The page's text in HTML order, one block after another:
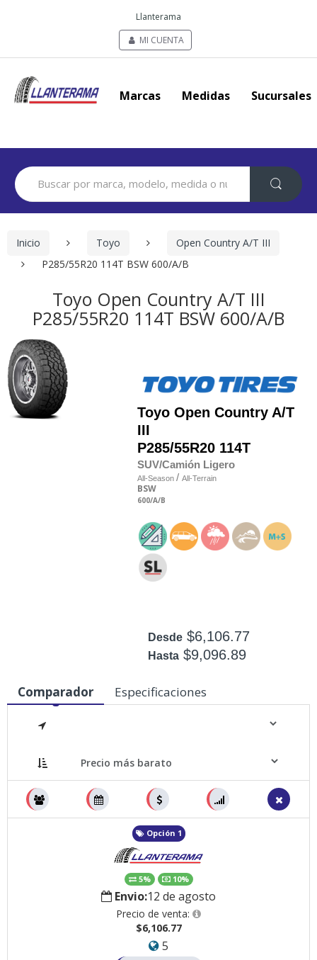
Llanterama
MI CUENTA
Marcas Medidas Sucursales
Search
for:
Inicio Toyo
Open Country A/T III
P285/55R20 114T BSW 600/A/B
Toyo Open Country A/T III
P285/55R20 114T BSW 600/A/B
Toyo Open Country A/T
III
P285/55R20 114T
SUV/Camión Ligero
All-Season / All-Terrain
BSW
600/A/B
Desde $6,106.77
Hasta $9,096.89
Comparador Especificaciones
Opción 1
5% 10%
Envio:12 de agosto
Precio de venta:
$6,106.77
5